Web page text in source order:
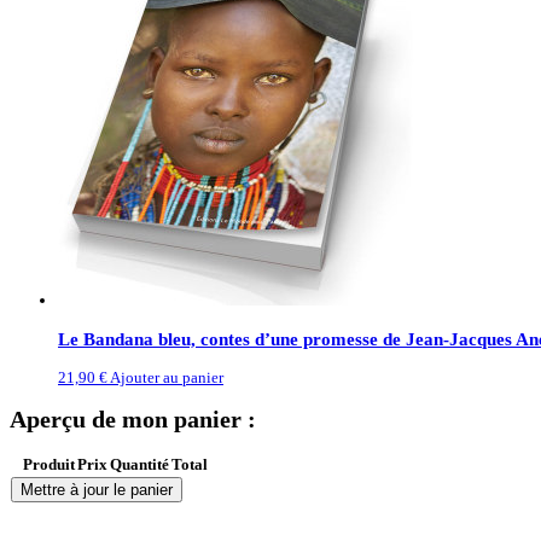
Le Bandana bleu, contes d’une promesse de Jean-Jacques
21,90 €Ajouter au panier
Aperçu de mon panier :
ProduitPrix QuantitéTotal